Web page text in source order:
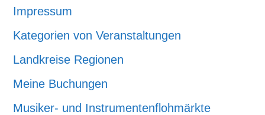
Impressum
Kategorien von Veranstaltungen
Landkreise Regionen
Meine Buchungen
Musiker- und Instrumentenflohmärkte